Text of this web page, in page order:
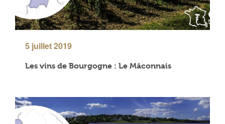
5 juillet 2019
Les vins de Bourgogne : Le Mâconnais